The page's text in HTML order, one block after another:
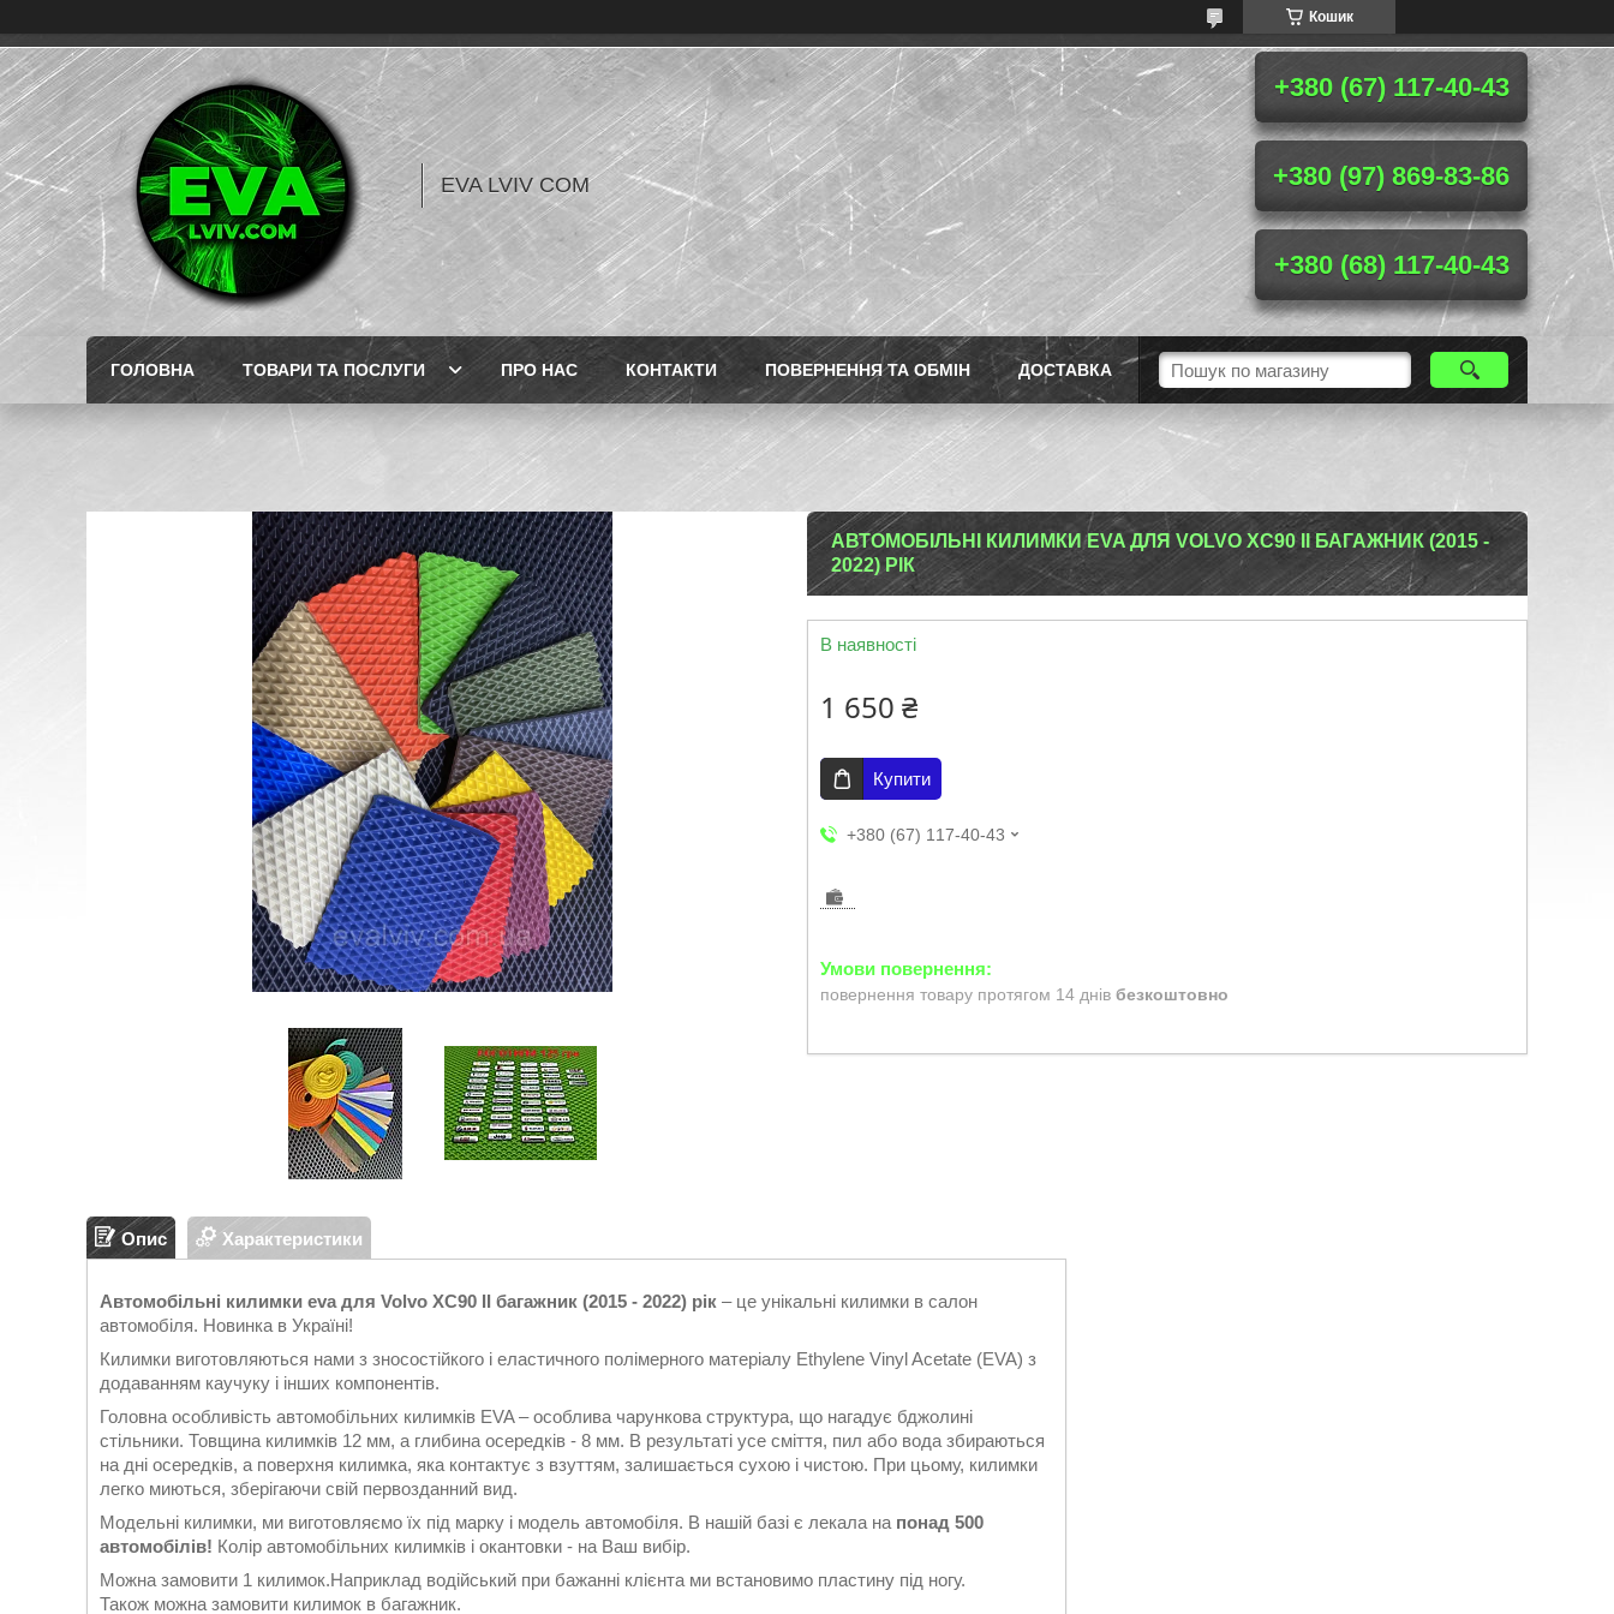
Кошик
EVA LVIV COM
+380 (67) 117-40-43
+380 (97) 869-83-86
+380 (68) 117-40-43
ГОЛОВНА ТОВАРИ ТА ПОСЛУГИ ПРО НАС КОНТАКТИ ПОВЕРНЕННЯ ТА ОБМІН ДОСТАВКА
АВТОМОБІЛЬНІ КИЛИМКИ EVA ДЛЯ VOLVO XC90 II БАГАЖНИК (2015 -
2022) РІК
В наявності
1 650 ₴
Купити
+380 (67) 117-40-43
повернення товару протягом 14 днів безкоштовно
Опис Характеристики
Автомобільні килимки eva для Volvo XC90 II багажник (2015 - 2022) рік – це унікальні килимки в салон
автомобіля. Новинка в Україні!
Килимки виготовляються нами з зносостійкого і еластичного полімерного матеріалу Ethylene Vinyl Acetate (EVA) з
додаванням каучуку і інших компонентів.
Головна особливість автомобільних килимків EVA – особлива чарункова структура, що нагадує бджолині
стільники. Товщина килимків 12 мм, а глибина осередків - 8 мм. В результаті усе сміття, пил або вода збираються
на дні осередків, а поверхня килимка, яка контактує з взуттям, залишається сухою і чистою. При цьому, килимки
легко миються, зберігаючи свій первозданний вид.
Модельні килимки, ми виготовляємо їх під марку і модель автомобіля. В нашій базі є лекала на понад 500
автомобілів! Колір автомобільних килимків і окантовки - на Ваш вибір.
Можна замовити 1 килимок.Наприклад водійський при бажанні клієнта ми встановимо пластину під ногу.
Також можна замовити килимок в багажник.